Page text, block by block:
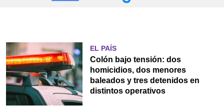
EL PAÍS
Colón bajo tensión: dos
homicidios, dos menores
baleados y tres detenidos en
distintos operativos